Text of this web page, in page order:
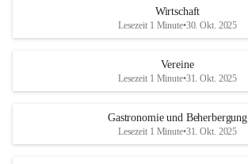
Wirtschaft
Lesezeit 1 Minute•30. Okt. 2025
Vereine
Lesezeit 1 Minute•31. Okt. 2025
Gastronomie und Beherbergung
Lesezeit 1 Minute•31. Okt. 2025